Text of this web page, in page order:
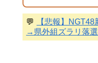
💬
【悲報】
→県外組ズラリ落